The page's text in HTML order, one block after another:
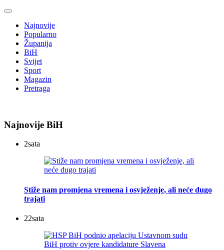
Najnovije
Popularno
Županija
BiH
Svijet
Sport
Magazin
Pretraga
Najnovije BiH
2sata
Stiže nam promjena vremena i osvježenje, ali neće dugo
trajati
22sata